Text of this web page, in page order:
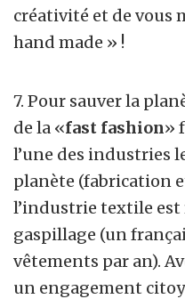
créativité et de vous
hand made » !
7. Pour sauver la
de la «fast fashion»
l’une des industries
planète (fabrication
l’industrie textile est
gaspillage (un
vêtements par an).
un engagement